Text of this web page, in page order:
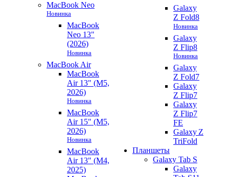
MacBook Neo
Новинка
MacBook
Neo 13"
(2026)
Новинка
MacBook Air
MacBook
Air 13" (M5,
2026)
Новинка
MacBook
Air 15" (M5,
2026)
Новинка
MacBook
Air 13" (M4,
2025)
Galaxy
Z Fold8
Новинка
Galaxy
Z Flip8
Новинка
Galaxy
Z Fold7
Galaxy
Z Flip7
Galaxy
Z Flip7
FE
Galaxy Z
TriFold
Планшеты
Galaxy Tab S
Galaxy